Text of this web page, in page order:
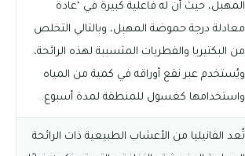
المهبل، حيثُ أن له فاعلية كبيرة في ‘عادة
معادلة درجة حموضة المهبل، وبالتالي التخلص
من البكتيريا والفطريات المثسببة لهذه الرائحة،
ويُستخدم عبر نقع أوراقه في كمية من المياه
واستخدامها كغسول للمنطقة لمدة أسبوع.
تُعد الفانيليا من الأعشاب الطبيعية ذات الرائحة